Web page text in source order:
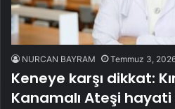
NURCAN BAYRAM Temmuz 3,
Keneye karşı dikkat:
Kanamalı Ateşi hayati